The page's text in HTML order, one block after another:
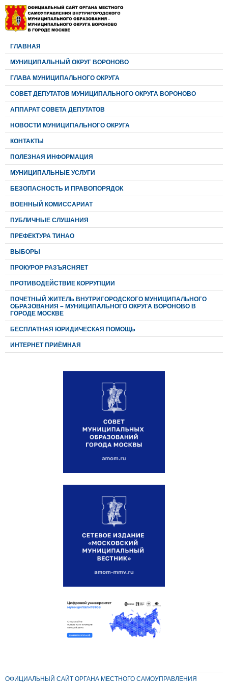
ГЛАВНАЯ
МУНИЦИПАЛЬНЫЙ ОКРУГ ВОРОНОВО
ГЛАВА МУНИЦИПАЛЬНОГО ОКРУГА
CОВЕТ ДЕПУТАТОВ МУНИЦИПАЛЬНОГО ОКРУГА ВОРОНОВО
АППАРАТ СОВЕТА ДЕПУТАТОВ
НОВОСТИ МУНИЦИПАЛЬНОГО ОКРУГА
КОНТАКТЫ
ПОЛЕЗНАЯ ИНФОРМАЦИЯ
МУНИЦИПАЛЬНЫЕ УСЛУГИ
БЕЗОПАСНОСТЬ И ПРАВОПОРЯДОК
ВОЕННЫЙ КОМИССАРИАТ
ПУБЛИЧНЫЕ СЛУШАНИЯ
ПРЕФЕКТУРА ТИНАО
ВЫБОРЫ
ПРОКУРОР РАЗЪЯСНЯЕТ
ПРОТИВОДЕЙСТВИЕ КОРРУПЦИИ
ПОЧЕТНЫЙ ЖИТЕЛЬ ВНУТРИГОРОДСКОГО МУНИЦИПАЛЬНОГО
ОБРАЗОВАНИЯ – МУНИЦИПАЛЬНОГО ОКРУГА ВОРОНОВО В
ГОРОДЕ МОСКВЕ
БЕСПЛАТНАЯ ЮРИДИЧЕСКАЯ ПОМОЩЬ
ИНТЕРНЕТ ПРИЁМНАЯ
ОФИЦИАЛЬНЫЙ САЙТ ОРГАНА МЕСТНОГО САМОУПРАВЛЕНИЯ